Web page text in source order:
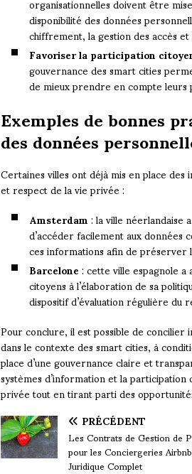
disponibilité des données
chiffrement, la gestion des accès
Favoriser la participation
gouvernance des smart cities
de mieux prendre en compte
Exemples de bonnes
des données
Certaines villes ont déjà mis en place
et respect de la vie privée :
Amsterdam: la ville
d’accéder facilement aux
ces informations afin de préserver
Barcelone: cette ville espagnole
citoyens à l’élaboration de sa
dispositif d’évaluation régulière du
Pour conclure, il est possible de
dans le contexte des smart cities, à
place d’une gouvernance claire et
systèmes d’information et la
privée tout en tirant parti des
PRÉCÉDENT
Les Contrats de Gestion de
pour les Conciergeries
Juridique Complet